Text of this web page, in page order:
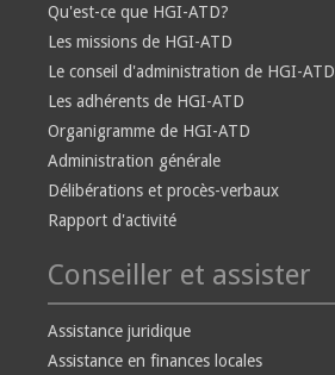
Qu'est-ce que HGI-ATD?
Les missions de HGI-ATD
Le conseil d'administration de HGI-ATD
Les adhérents de HGI-ATD
Organigramme de HGI-ATD
Administration générale
Délibérations et procès-verbaux
Rapport d'activité
Conseiller et assister
Assistance juridique
Assistance en finances locales